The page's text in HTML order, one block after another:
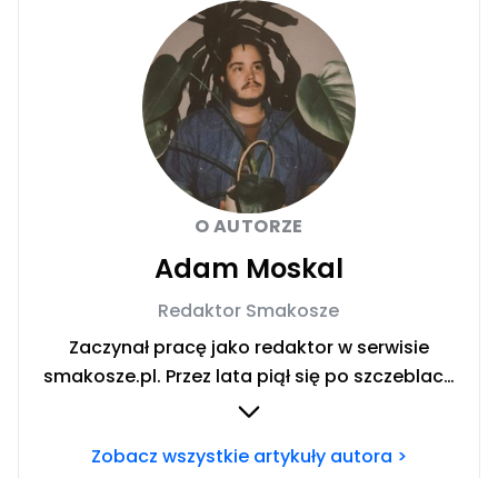
O AUTORZE
Adam Moskal
Redaktor Smakosze
Zaczynał pracę jako redaktor w serwisie
smakosze.pl. Przez lata piął się po szczeblach
przez stanowiska wydawnicze, w serwisach
oraz papilot.pl. Przez ponad rok dbał o serwis
Zobacz wszystkie artykuły autora >